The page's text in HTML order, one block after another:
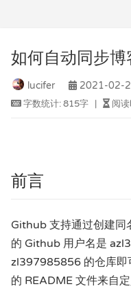
如何自动同步
lucifer 2021-02-
字数统计:815字 阅
前言
Github 支持通过创建同
的 Github 用户名是
zl397985856 的仓库即
的 README 文件来自